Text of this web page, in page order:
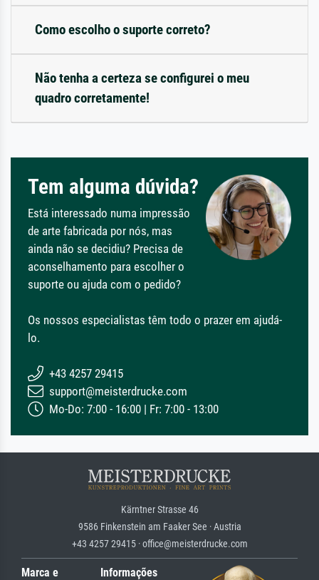
Como escolho o suporte correto?
Não tenha a certeza se configurei o meu
quadro corretamente!
Tem alguma dúvida?
Está interessado numa impressão
de arte fabricada por nós, mas
ainda não se decidiu? Precisa de
aconselhamento para escolher o
suporte ou ajuda com o pedido?
Os nossos especialistas têm todo o prazer em ajudá-
lo.
+43 4257 29415
support@meisterdrucke.com
Mo-Do: 7:00 - 16:00 | Fr: 7:00 - 13:00
Kärntner Strasse 46
9586 Finkenstein am Faaker See · Austria
+43 4257 29415 · office@meisterdrucke.com
Marca e
Informações